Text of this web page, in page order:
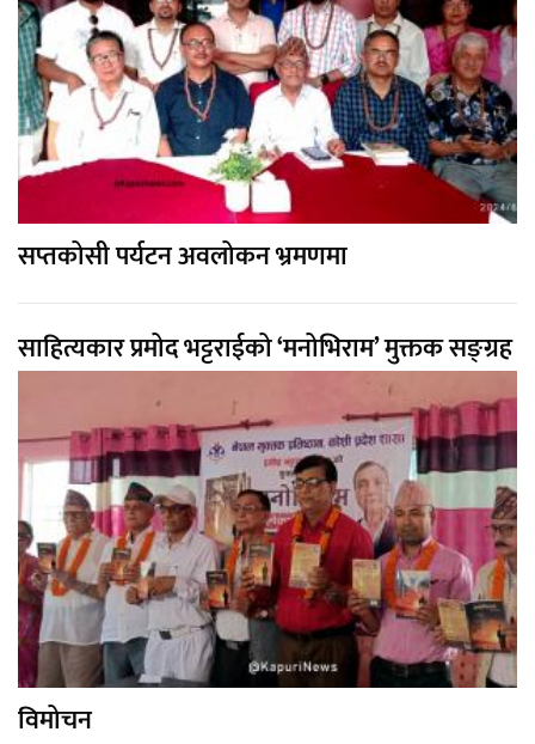
सप्तकोसी पर्यटन अवलोकन भ्रमणमा
साहित्यकार प्रमोद भट्टराईको ‘मनोभिराम’ मुक्तक सङ्ग्रह
विमोचन